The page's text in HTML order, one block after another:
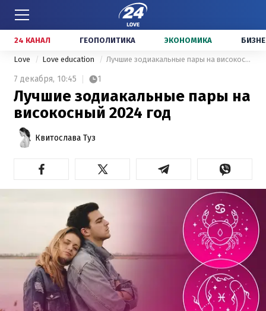
24 КАНАЛ ГЕОПОЛИТИКА ЭКОНОМИКА
Love Love education Лучшие зодиакальные пары на високосный 2024 год
7 декабря, 10:45 1
Лучшие зодиакальные пары на
високосный 2024 год
Квитослава Туз